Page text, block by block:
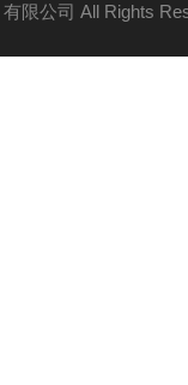
限公司 All Rights